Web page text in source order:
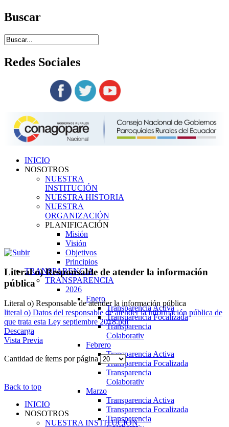
Buscar
Redes Sociales
INICIO
NOSOTROS
NUESTRA
INSTITUCIÓN
NUESTRA HISTORIA
NUESTRA
ORGANIZACIÓN
PLANIFICACIÓN
Misión
Visión
Objetivos
Principios
TRANSPARENCIA
TRANSPARENCIA
2026
Enero
Transparencia Activa
Transparencia Focalizada
Transparencia
Colaborativ
Febrero
Transparencia Activa
Transparencia Focalizada
Transparencia
Colaborativ
Marzo
Transparencia Activa
Transparencia Focalizada
Transparencia
Literal o) Responsable de atender la información
pública
Literal o) Responsable de atender la información pública
literal o) Datos del responsable de atender la información pública de
que trata esta Ley septiembre 2018.pdf
Descarga
Vista Previa
Cantidad de ítems por página
Back to top
INICIO
NOSOTROS
NUESTRA INSTITUCIÓN